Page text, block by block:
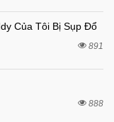
Của Tôi Bị Sụp Đổ
891
888